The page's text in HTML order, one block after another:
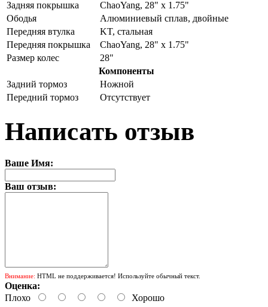
Задняя покрышка
ChaoYang, 28" x 1.75"
Ободья
Алюминиевый сплав, двойные
Передняя втулка
KT, стальная
Передняя покрышка
ChaoYang, 28" x 1.75"
Размер колес
28"
Компоненты
Задний тормоз
Ножной
Передний тормоз
Отсутствует
Написать отзыв
Ваше Имя:
Ваш отзыв:
Внимание: HTML не поддерживается! Используйте обычный текст.
Оценка:
Плохо
Хорошо